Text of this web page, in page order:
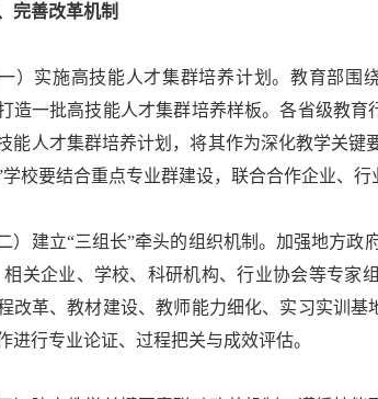
善改革机制
实施高技能人才集群培养计划。教育部围绕
造一批高技能人才集群培养样板。各省级教
能人才集群培养计划，将其作为深化教学关键
学校要结合重点专业群建设，联合合作企业、
建立“三组长”牵头的组织机制。加强地方政
相关企业、学校、科研机构、行业协会等专家
改革、教材建设、教师能力细化、实习实训
进行专业论证、过程把关与成效评估。